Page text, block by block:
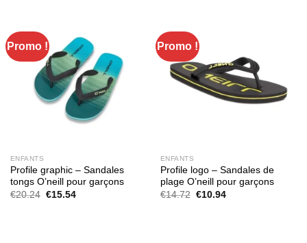
Promo !
ENFANTS
Profile graphic – Sandales
tongs O’neill pour garçons
€20.24 Le
€15.54Le
Promo !
ENFANTS
Profile logo – Sandales de
plage O’neill pour garçons
€14.72 Le
€10.94Le